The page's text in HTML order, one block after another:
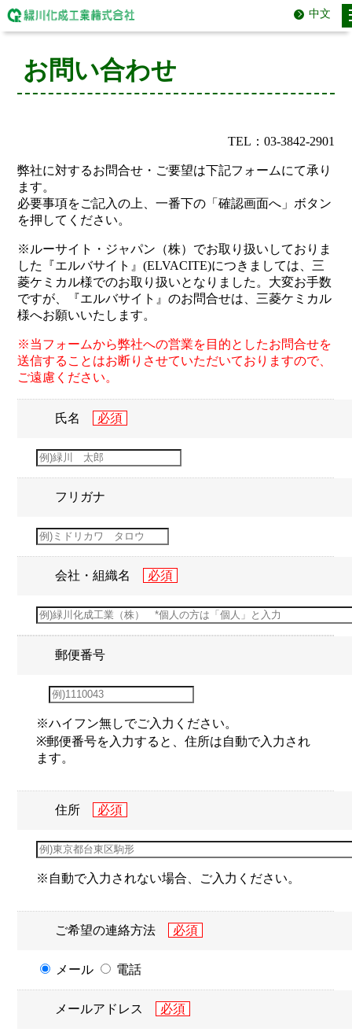
中文
お問い合わせ
TEL：03-3842-2901
弊社に対するお問合せ・ご要望は下記フォームにて承り
ます。
必要事項をご記入の上、一番下の「確認画面へ」ボタン
を押してください。
※ルーサイト・ジャパン（株）でお取り扱いしておりま
した『エルバサイト』(ELVACITE)につきましては、三
菱ケミカル様でのお取り扱いとなりました。大変お手数
ですが、『エルバサイト』のお問合せは、三菱ケミカル
様へお願いいたします。
※当フォームから弊社への営業を目的としたお問合せを
送信することはお断りさせていただいておりますので、
ご遠慮ください。
氏名
フリガナ
会社・組織名
郵便番号
※ハイフン無しでご入力ください。
※郵便番号を入力すると、住所は自動で入力され
ます。
住所
※自動で入力されない場合、ご入力ください。
ご希望の連絡方法
メール 電話
メールアドレス